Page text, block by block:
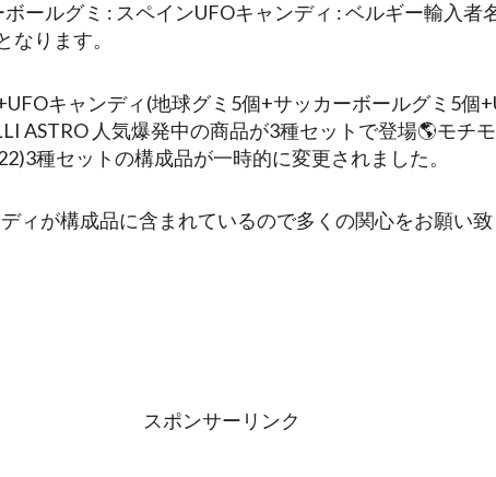
ールグミ : スペインUFOキャンディ : ベルギー輸入者
ります。
キャンディ(地球グミ5個+サッカーボールグミ5個
ASTRO 人気爆発中の商品が3種セットで登場🌎モチ
種セットの構成品が一時的に変更されました。
ィが構成品に含まれているので多くの関心をお願い致
スポンサーリンク